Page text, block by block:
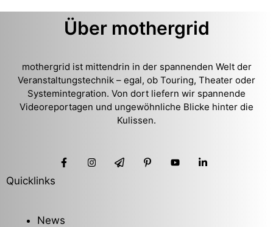
Über mothergrid
mothergrid ist mittendrin in der spannenden Welt der
Veranstaltungstechnik – egal, ob Touring, Theater oder
Systemintegration. Von dort liefern wir spannende
Videoreportagen und ungewöhnliche Blicke hinter die
Kulissen.
Quicklinks
News